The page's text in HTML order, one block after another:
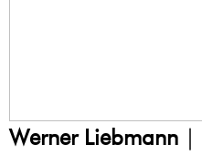
Werner Liebmann |